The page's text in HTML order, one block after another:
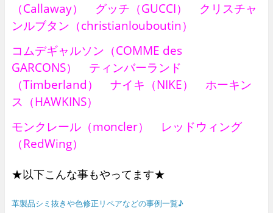
（Callaway） グッチ（GUCCI） クリスチャ
ンルブタン（christianlouboutin）
コムデギャルソン（COMME des
GARCONS） ティンバーランド
（Timberland） ナイキ（NIKE） ホーキン
ス（HAWKINS）
モンクレール（moncler） レッドウィング
（RedWing）
★以下こんな事もやってます★
革製品シミ抜きや色修正リペアなどの事例一覧♪